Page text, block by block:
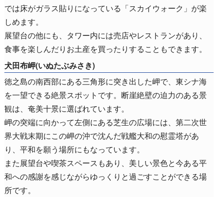
では床がガラス貼りになっている「スカイウォーク」が楽
しめます。
展望台の他にも、タワー内には売店やレストランがあり、
食事を楽しんだりお土産を買ったりすることもできます。
犬田布岬(いぬたぶみさき)
徳之島の南西部にある三角形に突き出した岬で、東シナ海
を一望できる絶景スポットです。断崖絶壁の迫力のある景
観は、奄美十景に選ばれています。
岬の突端に向かって左側にある芝生の広場には、第二次世
界大戦末期にこの岬の沖で沈んだ戦艦大和の慰霊塔があ
り、平和を願う場所にもなっています。
また展望台や喫茶スペースもあり、美しい景色と今ある平
和への感謝を感じながらゆっくりと過ごすことができる場
所です。